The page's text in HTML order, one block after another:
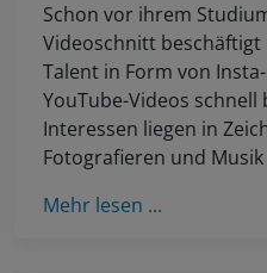
Schon vor ihrem
Videoschnitt
Talent in Form von
YouTube-Videos
Interessen liegen in
Fotografieren und
Mehr lesen ...